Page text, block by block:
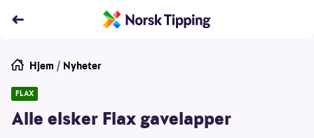
Hjem / Nyheter
FLAX
Alle elsker Flax gavelapper